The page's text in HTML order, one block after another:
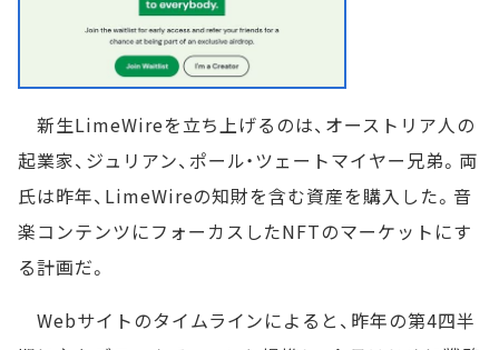
新生LimeWireを立ち上げるのは、オーストリア人の
起業家、ジュリアン、ポール・ツェートマイヤー兄弟。両
氏は昨年、LimeWireの知財を含む資産を購入した。音
楽コンテンツにフォーカスしたNFTのマーケットにす
る計画だ。
Webサイトのタイムラインによると、昨年の第4四半